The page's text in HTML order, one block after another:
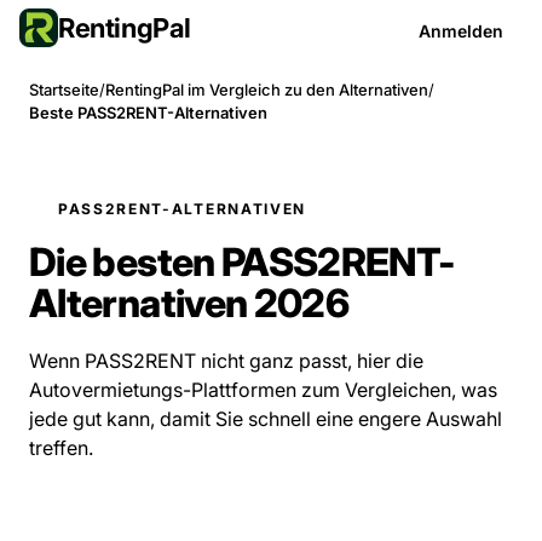
RentingPal Anmelden
Startseite/RentingPal im Vergleich zu den Alternativen/
Beste PASS2RENT-Alternativen
PASS2RENT-ALTERNATIVEN
Die besten PASS2RENT-
Alternativen 2026
Wenn PASS2RENT nicht ganz passt, hier die
Autovermietungs-Plattformen zum Vergleichen, was
jede gut kann, damit Sie schnell eine engere Auswahl
treffen.